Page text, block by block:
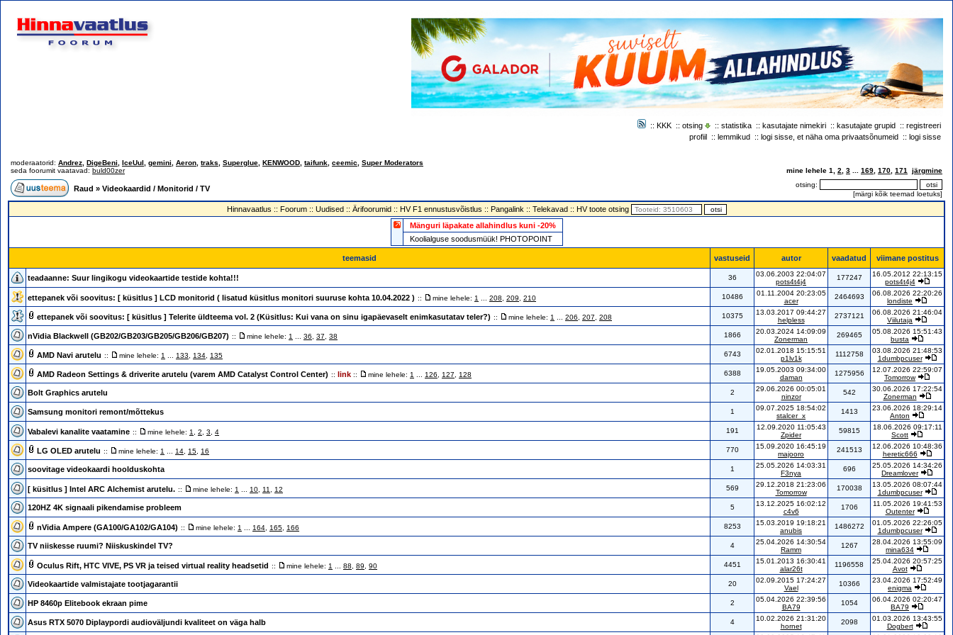
:: KKK :: otsing :: statistika :: kasutajate nimekiri :: kasutajate grupid :: registreeri
profiil :: lemmikud :: logi sisse, et näha oma privaatsõnumeid :: logi sisse
moderaatorid: Andrez DigeBeni IceUul gemini Aeron traks Superglue KENWOOD taifunk ceemic
Super Moderators
seda foorumit vaatavad: buld00zer mine lehele 1 2 3 169 170 171 järgmine
Raud » Videokaardid / Monitorid / TV
otsing:
[märgi kõik teemad loetuks]
Hinnavaatlus :: Foorum:: Uudised:: Ärifoorumid:: HV F1 ennustusvõistlus :: Pangalink :: Telekavad:: HV toote otsing
Mänguri läpakate allahindlus kuni -20%
Koolialguse soodusmüük! PHOTOPOINT
teemasid vastuseid autor vaadatud viimane postitus
teadaanne: Suur lingikogu videokaartide testide kohta!!! 36
03.06.2003 22:04:07
pots4t4j4
177247
16.05.2012 22:13:15
pots4t4j4
ettepanek või soovitus: [ küsitlus ] LCD monitorid ( lisatud küsitlus monitori suuruse kohta 10.04.2022 ) :: mine lehele: 1 208 209 210 10486
01.11.2004 20:23:05
acer
2464693
06.08.2026 22:20:26
londiste
ettepanek või soovitus: [ küsitlus ] Telerite üldteema vol. 2 (Küsitlus: Kui vana on sinu igapäevaselt enimkasutatav teler?) :: mine lehele: 1 206 207 208 10375
13.03.2017 09:44:27
helpless
2737121
06.08.2026 21:46:04
Viilutaja
nVidia Blackwell (GB202/GB203/GB205/GB206/GB207) :: mine lehele: 1 36 37 38 1866
20.03.2024 14:09:09
Zonerman
269465
05.08.2026 15:51:43
busta
AMD Navi arutelu :: mine lehele: 1 133 134 135 6743
02.01.2018 15:15:51
p1lv1k
1112758
03.08.2026 21:48:53
1dumbpcuser
AMD Radeon Settings & driverite arutelu (varem AMD Catalyst Control Center) :: link :: mine lehele: 1 126 127 128 6388
19.05.2003 09:34:00
daman
1275956
12.07.2026 22:59:07
Tomorrow
Bolt Graphics arutelu 2
29.06.2026 00:05:01
ninzor
542
30.06.2026 17:22:54
Zonerman
Samsung monitori remont/mõttekus 1
09.07.2025 18:54:02
stalcer_x
1413
23.06.2026 18:29:14
Anton
Vabalevi kanalite vaatamine :: mine lehele: 1 2 3 4 191
12.09.2020 11:05:43
Zpider
59815
18.06.2026 09:17:11
Scott
LG OLED arutelu :: mine lehele: 1 14 15 16 770
15.09.2020 16:45:19
majooro
241513
12.06.2026 10:48:36
heretic666
soovitage videokaardi hoolduskohta 1
25.05.2026 14:03:31
F3nya
696
25.05.2026 14:34:26
Dreamlover
[ küsitlus ] Intel ARC Alchemist arutelu. :: mine lehele: 1 10 11 12 569
29.12.2018 21:23:06
Tomorrow
170038
13.05.2026 08:07:44
1dumbpcuser
120HZ 4K signaali pikendamise probleem 5
13.12.2025 16:02:12
c4v6
1706
11.05.2026 19:41:53
Outenter
nVidia Ampere (GA100/GA102/GA104) :: mine lehele: 1 164 165 166 8253
15.03.2019 19:18:21
anubis
1486272
01.05.2026 22:26:05
1dumbpcuser
TV niiskesse ruumi? Niiskuskindel TV? 4
25.04.2026 14:30:54
Ramm
1267
28.04.2026 13:55:09
mina634
Oculus Rift, HTC VIVE, PS VR ja teised virtual reality headsetid :: mine lehele: 1 88 89 90 4451
15.01.2013 16:30:41
alar26t
1196558
25.04.2026 20:57:25
Avot
Videokaartide valmistajate tootjagarantii 20
02.09.2015 17:24:27
Vael
10366
23.04.2026 17:52:49
enigma
HP 8460p Elitebook ekraan pime 2
05.04.2026 22:39:56
BA79
1054
06.04.2026 02:20:47
BA79
Asus RTX 5070 Diplaypordi audioväljundi kvaliteet on väga halb 4
10.02.2026 21:31:20
hornet
2098
01.03.2026 13:43:55
Dogbert